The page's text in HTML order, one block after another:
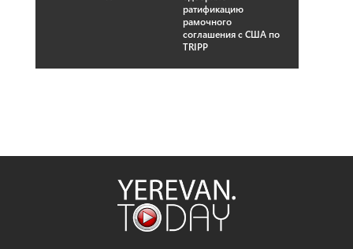
ратификацию
рамочного
соглашения с США по
TRIPP